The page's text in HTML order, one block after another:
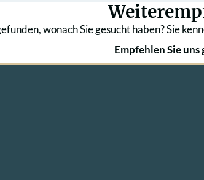
wonach Sie gesucht haben? Sie
Empfehlen Sie